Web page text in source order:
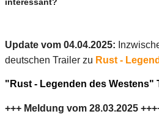
Update vom 04.04.2025:
deutschen Trailer zu Rust -
"Rust - Legenden des Westens"
+++ Meldung vom 28.03.2025